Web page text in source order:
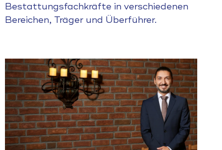
Bestattungsfachkräfte in verschiedenen
Bereichen, Träger und Überführer.